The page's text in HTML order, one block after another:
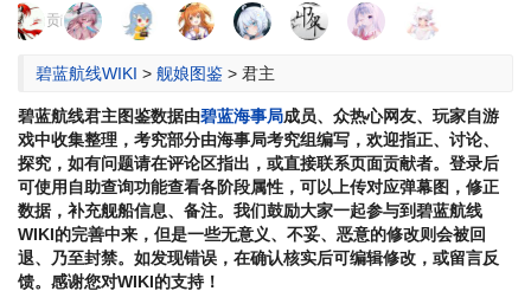
跳
到
跳
到
页面贡献者 :
碧蓝航线WIKI > 舰娘图鉴 > 君主
碧蓝航线君主图鉴数据由碧蓝海事局成员、众热心网友、玩家自游
戏中收集整理，考究部分由海事局考究组编写，欢迎指正、讨论、
探究，如有问题请在评论区指出，或直接联系页面贡献者。登录后
可使用自助查询功能查看各阶段属性，可以上传对应弹幕图，修正
数据，补充舰船信息、备注。我们鼓励大家一起参与到碧蓝航线
WIKI的完善中来，但是一些无意义、不妥、恶意的修改则会被回
退、乃至封禁。如发现错误，在确认核实后可编辑修改，或留言反
馈。感谢您对WIKI的支持！